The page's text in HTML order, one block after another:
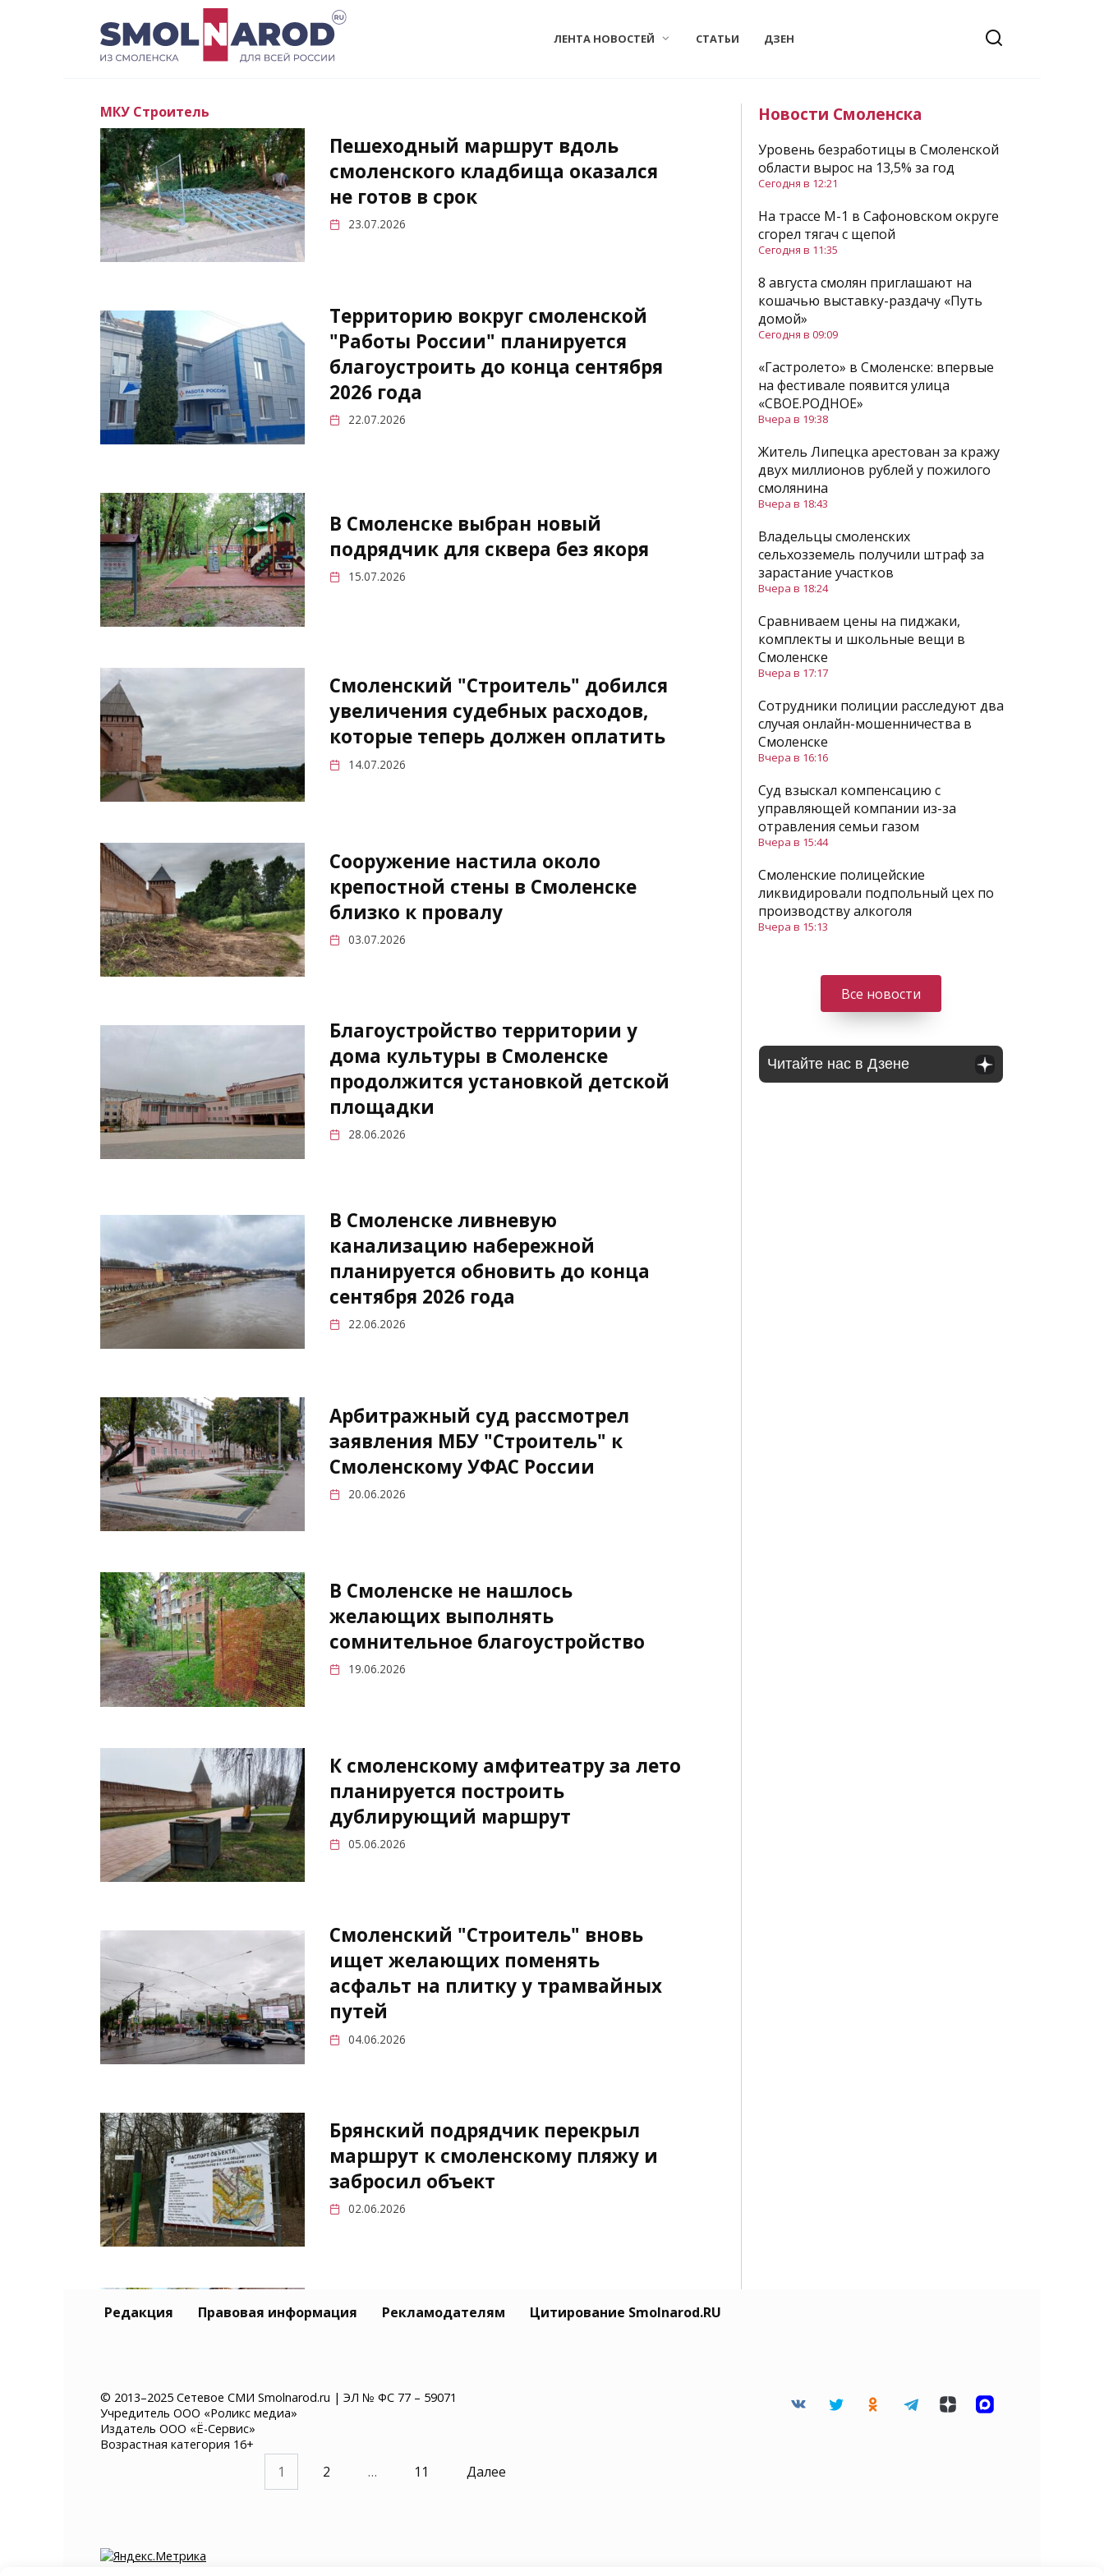
ЛЕНТА НОВОСТЕЙ СТАТЬИ ДЗЕН
МКУ Строитель
Пешеходный маршрут вдоль
смоленского кладбища оказался
не готов в срок
23.07.2026
Территорию вокруг смоленской
"Работы России" планируется
благоустроить до конца сентября
2026 года
22.07.2026
В Смоленске выбран новый
подрядчик для сквера без якоря
15.07.2026
Смоленский "Строитель" добился
увеличения судебных расходов,
которые теперь должен оплатить
14.07.2026
Сооружение настила около
крепостной стены в Смоленске
близко к провалу
03.07.2026
Благоустройство территории у
дома культуры в Смоленске
продолжится установкой детской
площадки
28.06.2026
В Смоленске ливневую
канализацию набережной
планируется обновить до конца
сентября 2026 года
22.06.2026
Арбитражный суд рассмотрел
заявления МБУ "Строитель" к
Смоленскому УФАС России
20.06.2026
В Смоленске не нашлось
желающих выполнять
сомнительное благоустройство
19.06.2026
К смоленскому амфитеатру за лето
планируется построить
дублирующий маршрут
05.06.2026
Смоленский "Строитель" вновь
ищет желающих поменять
асфальт на плитку у трамвайных
путей
04.06.2026
Брянский подрядчик перекрыл
маршрут к смоленскому пляжу и
забросил объект
02.06.2026
Смоленское благоустройство
1 2 … 11 Далее
Новости Смоленска
Уровень безработицы в Смоленской
области вырос на 13,5% за год
Сегодня в 12:21
На трассе М-1 в Сафоновском округе
сгорел тягач с щепой
Сегодня в 11:35
8 августа смолян приглашают на
кошачью выставку-раздачу «Путь
домой»
Сегодня в 09:09
«Гастролето» в Смоленске: впервые
на фестивале появится улица
«СВОЕ.РОДНОЕ»
Вчера в 19:38
Житель Липецка арестован за кражу
двух миллионов рублей у пожилого
смолянина
Вчера в 18:43
Владельцы смоленских
сельхозземель получили штраф за
зарастание участков
Вчера в 18:24
Сравниваем цены на пиджаки,
комплекты и школьные вещи в
Смоленске
Вчера в 17:17
Сотрудники полиции расследуют два
случая онлайн-мошенничества в
Смоленске
Вчера в 16:16
Суд взыскал компенсацию с
управляющей компании из-за
отравления семьи газом
Вчера в 15:44
Смоленские полицейские
ликвидировали подпольный цех по
производству алкоголя
Вчера в 15:13
Все новости
Читайте нас в Дзене
Редакция Правовая информация Рекламодателям Цитирование Smolnarod.RU
© 2013–2025 Сетевое СМИ Smolnarod.ru | ЭЛ № ФС 77 – 59071
Учредитель ООО «Роликс медиа»
Издатель ООО «Ё-Сервис»
Возрастная категория 16+